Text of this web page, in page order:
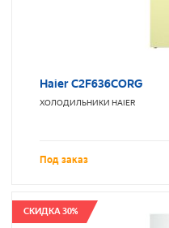
Haier C2F636CORG
ХОЛОДИЛЬНИКИ HAIER
Под заказ
СКИДКА 30%